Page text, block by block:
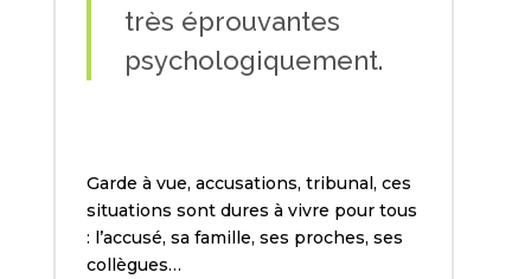
très éprouvantes
psychologiquement.
Garde à vue, accusations, tribunal, ces
situations sont dures à vivre pour tous
: l’accusé, sa famille, ses proches, ses
collègues…